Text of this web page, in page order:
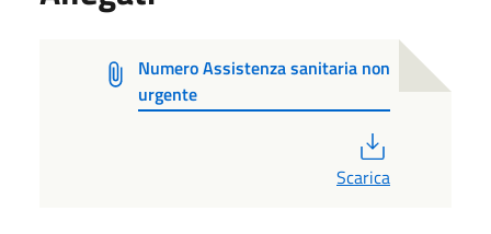
Numero Assistenza sanitaria non
urgente
Scarica